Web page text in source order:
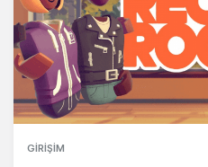
GIRIŞIM